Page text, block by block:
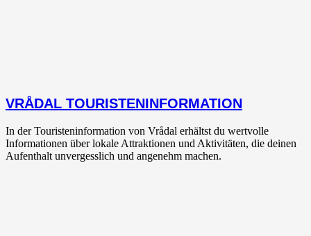
VRÅDAL TOURISTENINFORMATION
In der Touristeninformation von Vrådal erhältst du wertvolle
Informationen über lokale Attraktionen und Aktivitäten, die deinen
Aufenthalt unvergesslich und angenehm machen.